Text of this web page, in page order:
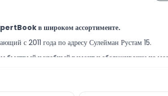
в широком ассортименте.
с 2011 года по адресу Сулейман Рустам 15.
и удобный ремонт и обслуживание на
в Баку по выгодной цене за наличный